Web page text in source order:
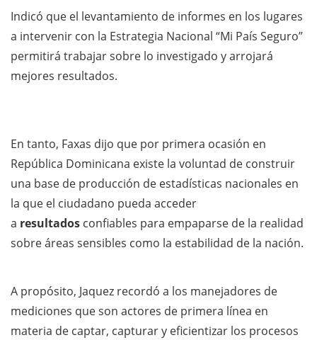
Indicó que el levantamiento de informes en los lugares
a intervenir con la Estrategia Nacional “Mi País Seguro”
permitirá trabajar sobre lo investigado y arrojará
mejores resultados.
En tanto, Faxas dijo que por primera ocasión en
República Dominicana existe la voluntad de construir
una base de producción de estadísticas nacionales en
la que el ciudadano pueda acceder
a resultados confiables para empaparse de la realidad
sobre áreas sensibles como la estabilidad de la nación.
A propósito, Jaquez recordó a los manejadores de
mediciones que son actores de primera línea en
materia de captar, capturar y eficientizar los procesos